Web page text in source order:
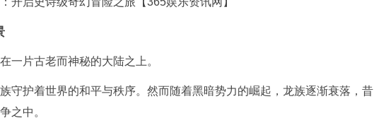
一片古老而神秘的大陆之上。
守护着世界的和平与秩序。然而随着黑暗势力的崛起，龙族逐渐衰落，昔
之中。